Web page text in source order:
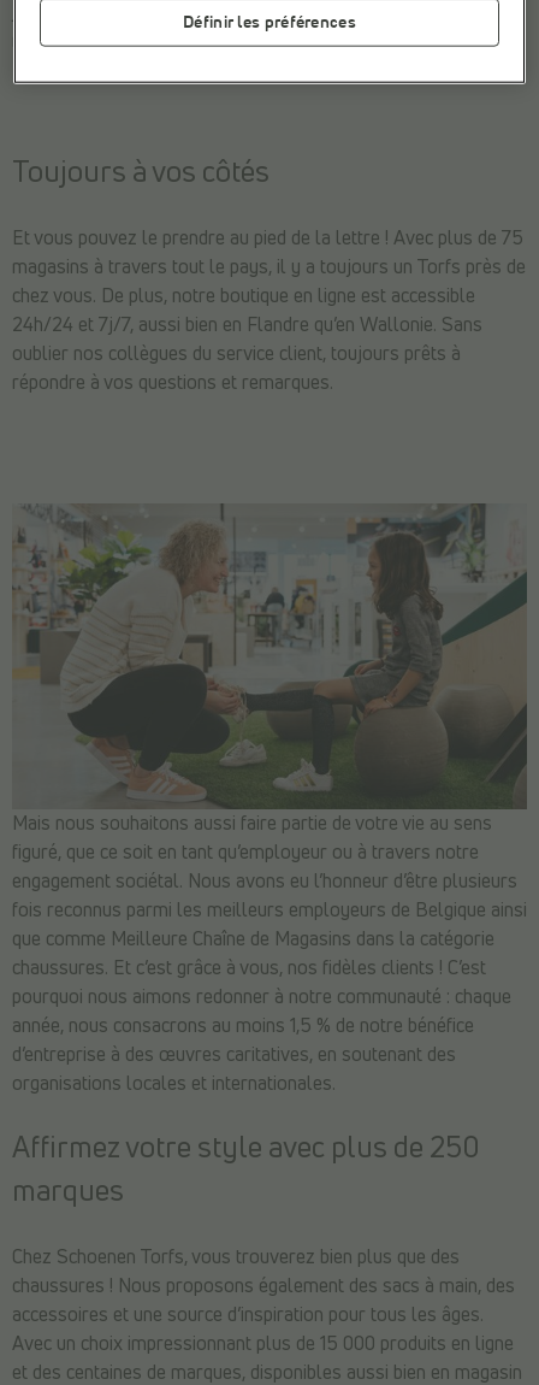
joue donc un rôle crucial dans notre mission : « Un souci à 360°
mène à un bénéfice à 360° ».
Toujours à vos côtés
Et vous pouvez le prendre au pied de la lettre ! Avec plus de 75
magasins à travers tout le pays, il y a toujours un Torfs près de
chez vous. De plus, notre boutique en ligne est accessible
24h/24 et 7j/7, aussi bien en Flandre qu’en Wallonie. Sans
oublier nos collègues du service client, toujours prêts à
répondre à vos questions et remarques.
Mais nous souhaitons aussi faire partie de votre vie au sens
figuré, que ce soit en tant qu’employeur ou à travers notre
engagement sociétal. Nous avons eu l’honneur d’être plusieurs
fois reconnus parmi les meilleurs employeurs de Belgique ainsi
que comme Meilleure Chaîne de Magasins dans la catégorie
chaussures. Et c’est grâce à vous, nos fidèles clients ! C’est
pourquoi nous aimons redonner à notre communauté : chaque
année, nous consacrons au moins 1,5 % de notre bénéfice
d’entreprise à des œuvres caritatives, en soutenant des
organisations locales et internationales.
Affirmez votre style avec plus de 250
marques
Chez Schoenen Torfs, vous trouverez bien plus que des
chaussures ! Nous proposons également des sacs à main, des
accessoires et une source d’inspiration pour tous les âges.
Avec un choix impressionnant plus de 15 000 produits en ligne
et des centaines de marques, disponibles aussi bien en magasin
Définir les préférences